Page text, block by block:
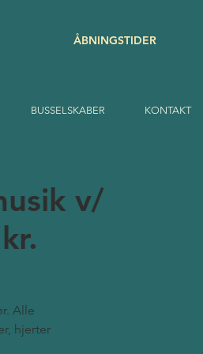
ÅBNINGSTIDER
BUSSELSKABER KONTAKT
v/
Alle
hjerter